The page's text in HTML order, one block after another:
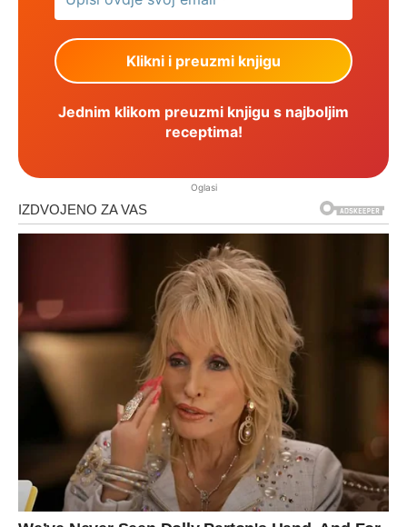
Jednim klikom preuzmi knjigu s najboljim
receptima!
Oglasi